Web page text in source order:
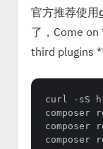
官方推荐使用
了，Come
third plugins
curl -sS